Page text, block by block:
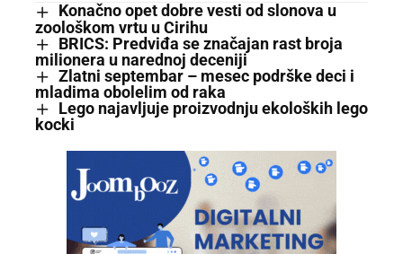
Konačno opet dobre vesti od slonova u
zoološkom vrtu u Cirihu
BRICS: Predviđa se značajan rast broja
milionera u narednoj deceniji
Zlatni septembar – mesec podrške deci i
mladima obolelim od raka
Lego najavljuje proizvodnju ekoloških lego
kocki